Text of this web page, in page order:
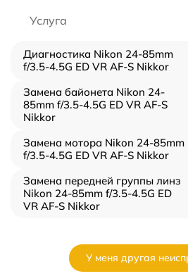
Услуга
Диагностика Nikon 24-85mm
f/3.5-4.5G ED VR AF-S Nikkor
Замена байонета Nikon 24-
85mm f/3.5-4.5G ED VR AF-S
Nikkor
Замена мотора Nikon 24-85mm
f/3.5-4.5G ED VR AF-S Nikkor
Замена передней группы линз
Nikon 24-85mm f/3.5-4.5G ED
VR AF-S Nikkor
У меня другая